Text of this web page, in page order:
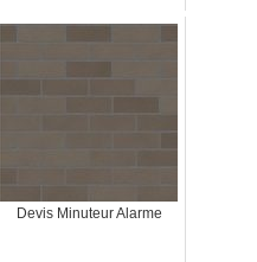
Devis Minuteur Alarme